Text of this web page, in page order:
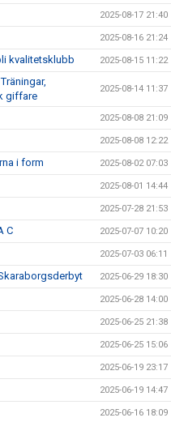
2025-08-17 21:40
2025-08-16 21:24
kvalitetsklubb 2025-08-15 11:22
giffare
2025-08-14 11:37
2025-08-08 21:09
2025-08-08 12:22
i form 2025-08-02 07:03
2025-08-01 14:44
2025-07-28 21:53
C 2025-07-07 10:20
2025-07-03 06:11
2025-06-29 18:30
2025-06-28 14:00
2025-06-25 21:38
2025-06-25 15:06
2025-06-19 23:17
2025-06-19 14:47
2025-06-16 18:09